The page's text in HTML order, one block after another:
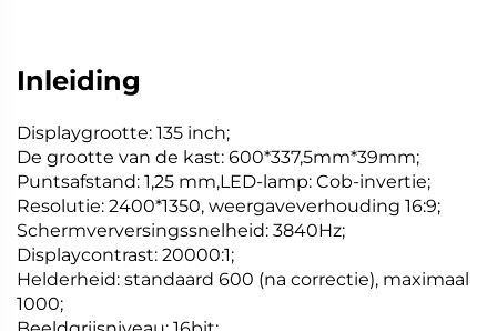
Inleiding
Displaygrootte: 135 inch;
De grootte van de kast: 600*337,5mm*39mm;
Puntsafstand: 1,25 mm,LED-lamp: Cob-invertie;
Resolutie: 2400*1350, weergaveverhouding 16:9;
Schermverversingssnelheid: 3840Hz;
Displaycontrast: 20000:1;
Helderheid: standaard 600 (na correctie), maximaal
1000;